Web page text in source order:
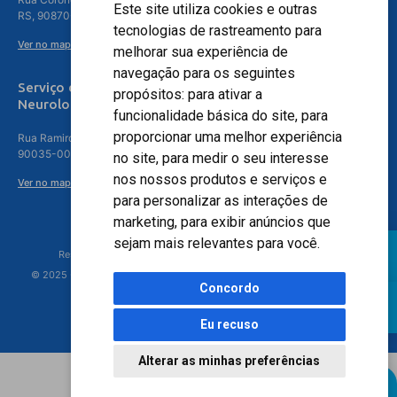
Este site utiliza cookies e outras
tecnologias de rastreamento para
melhorar sua experiência de
navegação para os seguintes
propósitos: para ativar a
funcionalidade básica do site, para
proporcionar uma melhor experiência
no site, para medir o seu interesse
nos nossos produtos e serviços e
para personalizar as interações de
marketing, para exibir anúncios que
sejam mais relevantes para você.
Concordo
Eu recuso
Alterar as minhas preferências
RS, 90870-016
Ver no mapa
Serviço de
Neurologia
Rua Ramiro Barcelos, 630 – 5º andar – Floresta, Porto Alegre – RS,
90035-001
Ver no mapa
Responsável Técnico: Dr. Luiz Antonio Nasi - CREMERS 11217
© 2025 - Hospital Moinhos de Vento - Registro Empresa (CRM-RS): 425